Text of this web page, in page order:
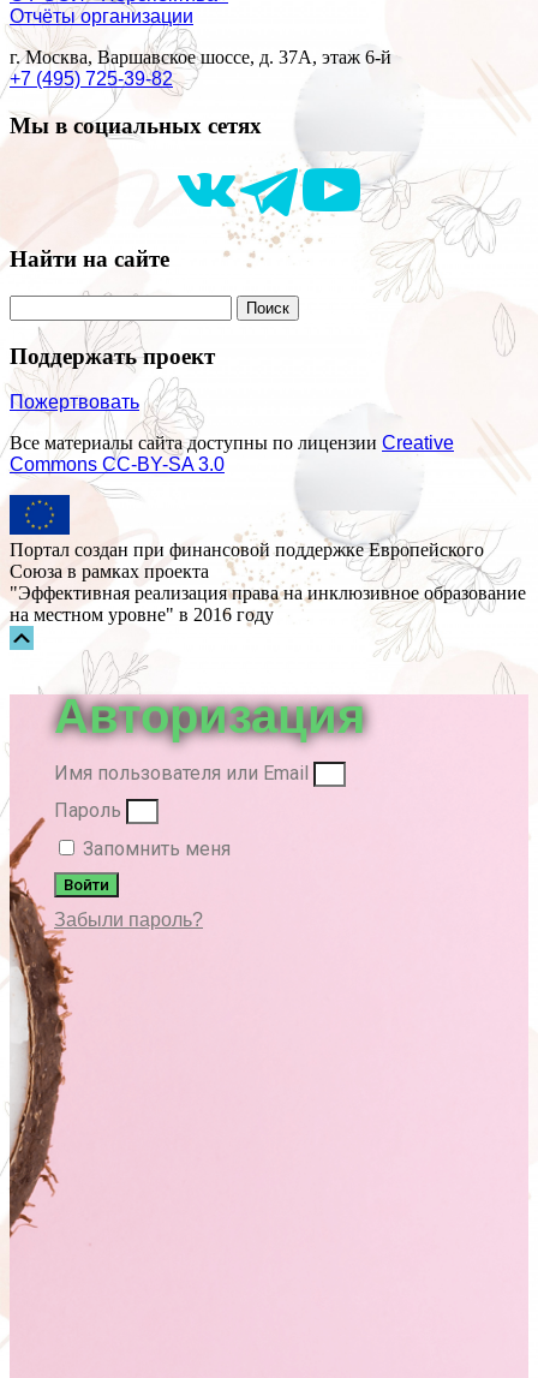
Отчёты организации
г. Москва, Варшавское шоссе, д. 37А, этаж 6-й
+7 (495) 725-39-82
Мы в социальных сетях
Найти на сайте
Поддержать проект
Пожертвовать
Все материалы сайта доступны по лицензии Creative
Commons СС-BY-SA 3.0
Портал создан при финансовой поддержке Европейского
Союза в рамках проекта
"Эффективная реализация права на инклюзивное образование
на местном уровне" в 2016 году
вверх
Авторизация
Имя пользователя или Email
Пароль
Запомнить меня
Войти
Забыли пароль?